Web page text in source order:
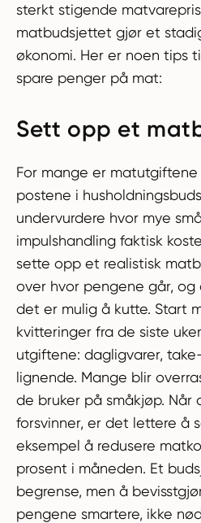
sterkt stigende
matbudsjettet gjør et
økonomi. Her er noen tips
spare penger på mat:
Sett opp et
For mange er
postene i
undervurdere hvor mye
impulshandling faktisk
sette opp et realistisk
over hvor pengene går, og
det er mulig å kutte. Start
kvitteringer fra de siste
utgiftene: dagligvarer,
lignende. Mange blir
de bruker på småkjøp. Når
forsvinner, er det lettere å
eksempel å redusere
prosent i måneden. Et
begrense, men å
pengene smartere, ikke